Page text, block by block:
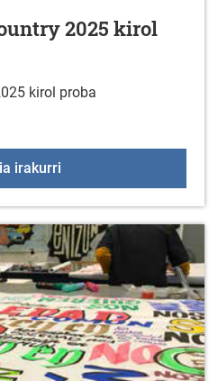
2025 kirol
kirol proba
irakurri